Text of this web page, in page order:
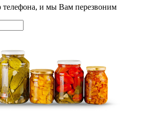
телефона, и мы Вам перезвоним